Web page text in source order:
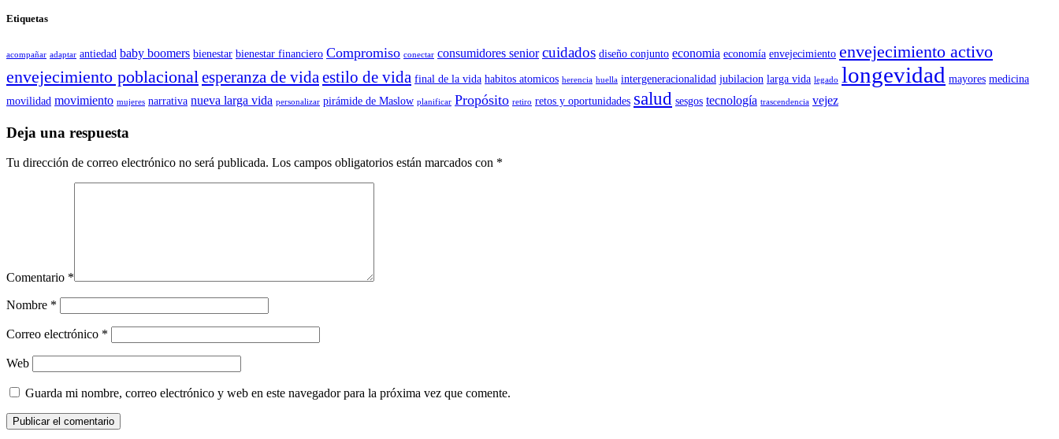
Etiquetas
acompañar adaptar antiedad baby boomers bienestar bienestar financiero Compromiso conectar consumidores senior cuidados diseño conjunto economia economía envejecimiento envejecimiento activo
envejecimiento poblacionalesperanza de vida estilo de vida final de la vida habitos atomicos herencia huella intergeneracionalidad jubilacion larga vida legado longevidad mayores medicina
movilidad movimiento mujeres narrativa nueva larga vida personalizar pirámide de Maslow planificar Propósito retiro retos y oportunidades salud sesgos tecnología trascendencia vejez
Deja una respuesta
Tu dirección de correo electrónico no será publicada. Los campos obligatorios están marcados con *
Comentario *
Nombre *
Correo electrónico *
Web
Guarda mi nombre, correo electrónico y web en este navegador para la próxima vez que comente.